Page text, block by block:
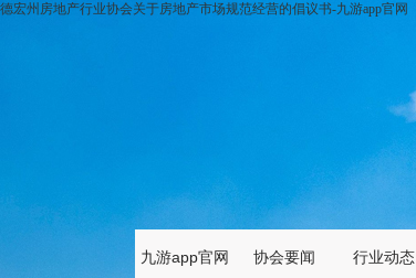
德宏州房地产行业协会关于房地产市场规范经营的倡议书-九游app官网
九游app官网 协会要闻 行业动态